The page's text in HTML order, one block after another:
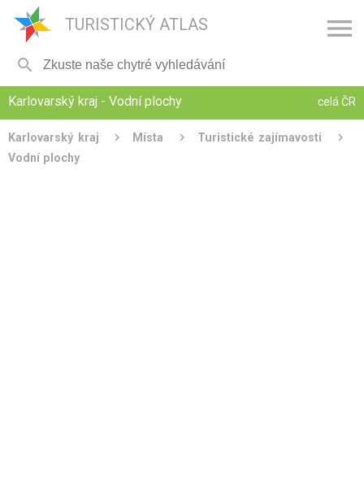
TURISTICKÝ ATLAS 

Karlovarský kraj - Vodní plochy celá ČR
Karlovarský kraj Místa
Turistické zajímavosti
Vodní plochy